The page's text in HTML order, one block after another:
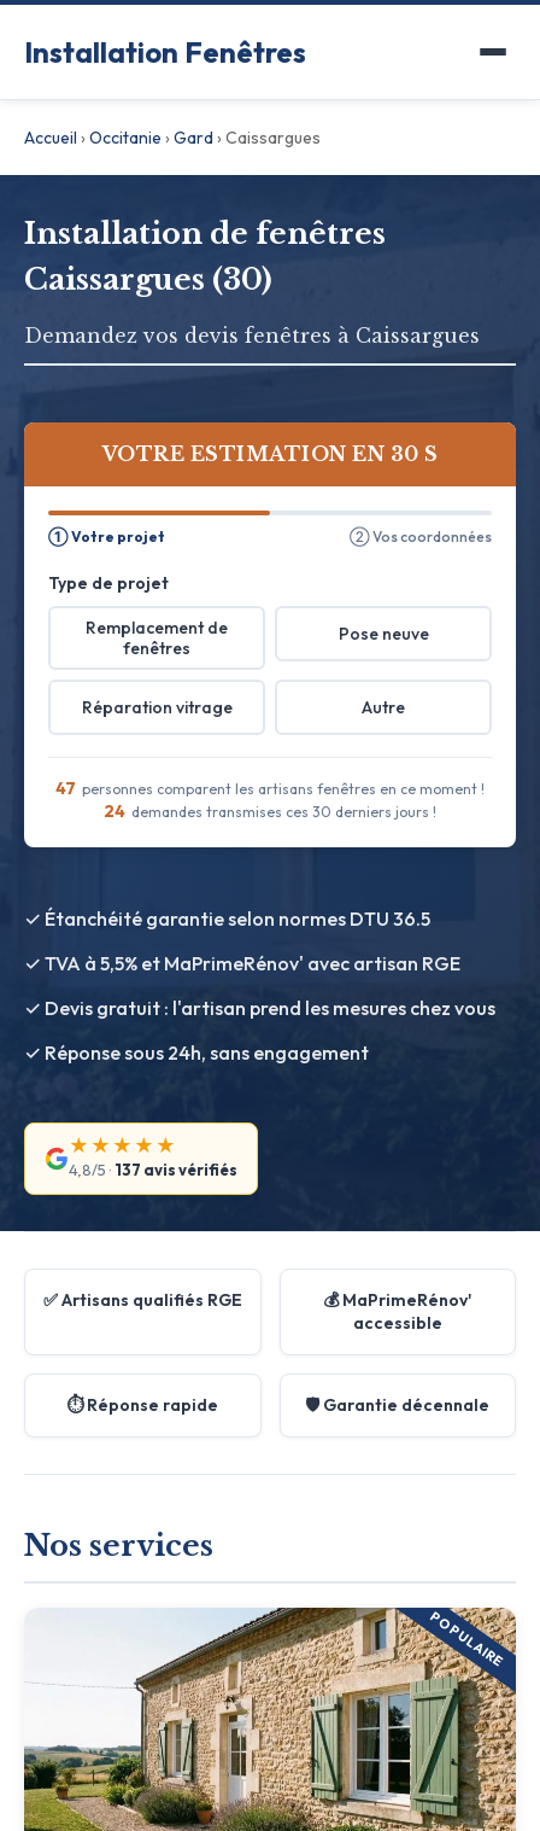
Installation Fenêtres
Accueil ›Occitanie ›Gard›Caissargues
Installation de fenêtres
Caissargues (30)
Demandez vos devis fenêtres à Caissargues
VOTRE ESTIMATION EN 30 S
① Votre projet ② Vos coordonnées
Type de projet
Remplacement de
fenêtres
Pose neuve
Réparation vitrage Autre
47 personnes comparent les artisans fenêtres en ce moment !
24 demandes transmises ces 30 derniers jours !
✓ Étanchéité garantie selon normes DTU 36.5
✓ TVA à 5,5% et MaPrimeRénov' avec artisan RGE
✓ Devis gratuit : l'artisan prend les mesures chez vous
✓ Réponse sous 24h, sans engagement
★★★★★
4,8/5 · 137 avis vérifiés
✅ Artisans qualifiés RGE
💰 MaPrimeRénov'
accessible
⏱️ Réponse rapide 🛡️ Garantie décennale
Nos services
POPULAIRE